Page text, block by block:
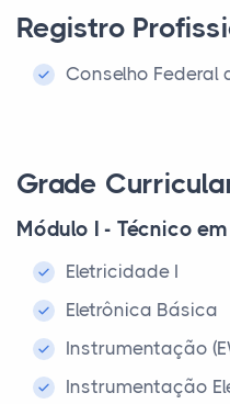
Registro
Conselho Federal
Grade
Módulo I - Técnico
Eletricidade I
Eletrônica Básica
Instrumentação
Instrumentação